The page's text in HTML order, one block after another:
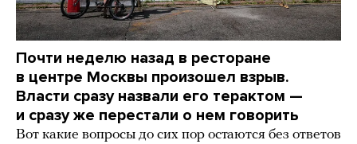
Почти неделю назад в ресторане
в центре Москвы произошел взрыв.
Власти сразу назвали его терактом —
и сразу же перестали о нем говорить
Вот какие вопросы до сих пор остаются без ответов